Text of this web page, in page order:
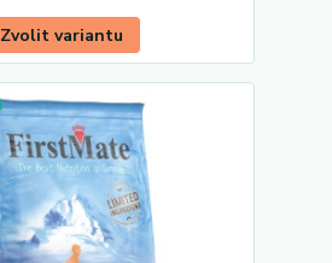
Zvolit variantu